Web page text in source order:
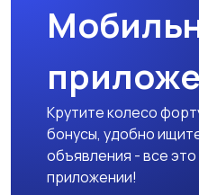
Крутите колесо
бонусы, удобно
объявления - все
приложении!